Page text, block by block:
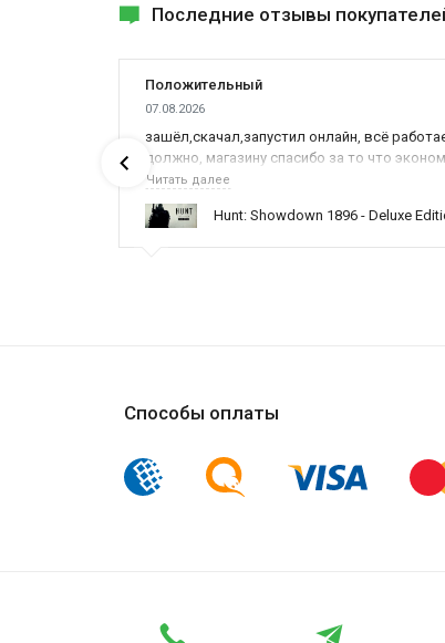
Последние отзывы
Положительный
07.08.2026
зашёл,скачал,запустил онлайн, всё
должно, магазину спасибо за то что
наше время,нервы и деньги, ребята вы
всех только вы и оказываете помощь
Читать далее
Hunt: Showdown 1896 - Deluxe
Способы оплаты